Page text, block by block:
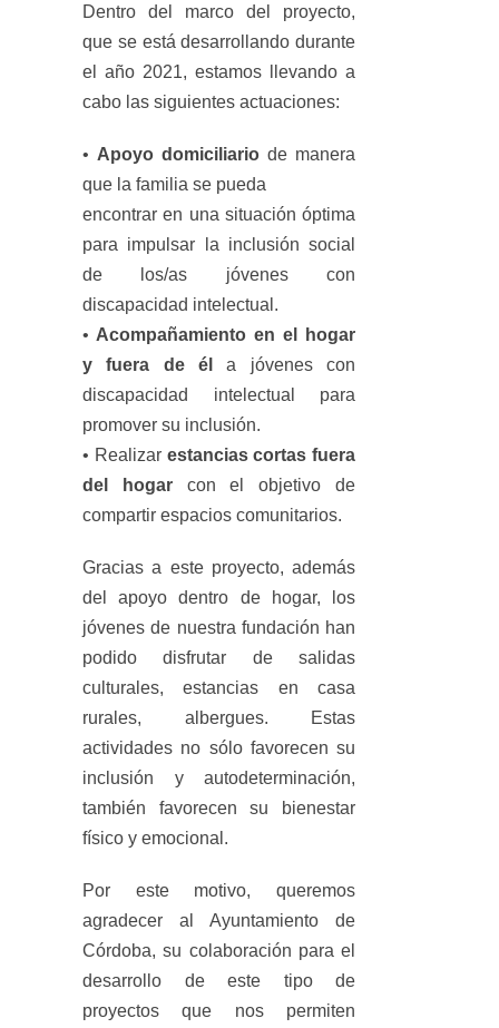
Dentro del marco del proyecto,
que se está desarrollando durante
el año 2021, estamos llevando a
cabo las siguientes actuaciones:
• Apoyo domiciliario de manera
que la familia se pueda
encontrar en una situación óptima
para impulsar la inclusión social
de los/as jóvenes con
discapacidad intelectual.
• Acompañamiento en el hogar
y fuera de éla jóvenes con
discapacidad intelectual para
promover su inclusión.
• Realizar estancias cortas fuera
del hogar con el objetivo de
compartir espacios comunitarios.
Gracias a este proyecto, además
del apoyo dentro de hogar, los
jóvenes de nuestra fundación han
podido disfrutar de salidas
culturales, estancias en casa
rurales, albergues. Estas
actividades no sólo favorecen su
inclusión y autodeterminación,
también favorecen su bienestar
físico y emocional.
Por este motivo, queremos
agradecer al Ayuntamiento de
Córdoba, su colaboración para el
desarrollo de este tipo de
proyectos que nos permiten